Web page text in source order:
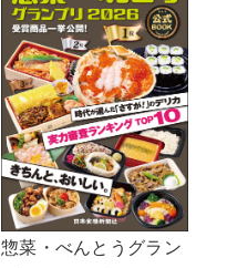
惣菜・べんとうグラン